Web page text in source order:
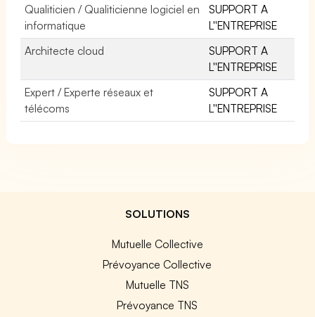
Qualiticien / Qualiticienne logiciel en
informatique
SUPPORT A
L''ENTREPRISE
Architecte cloud
SUPPORT A
L''ENTREPRISE
Expert / Experte réseaux et
télécoms
SUPPORT A
L''ENTREPRISE
SOLUTIONS
Mutuelle Collective
Prévoyance Collective
Mutuelle TNS
Prévoyance TNS